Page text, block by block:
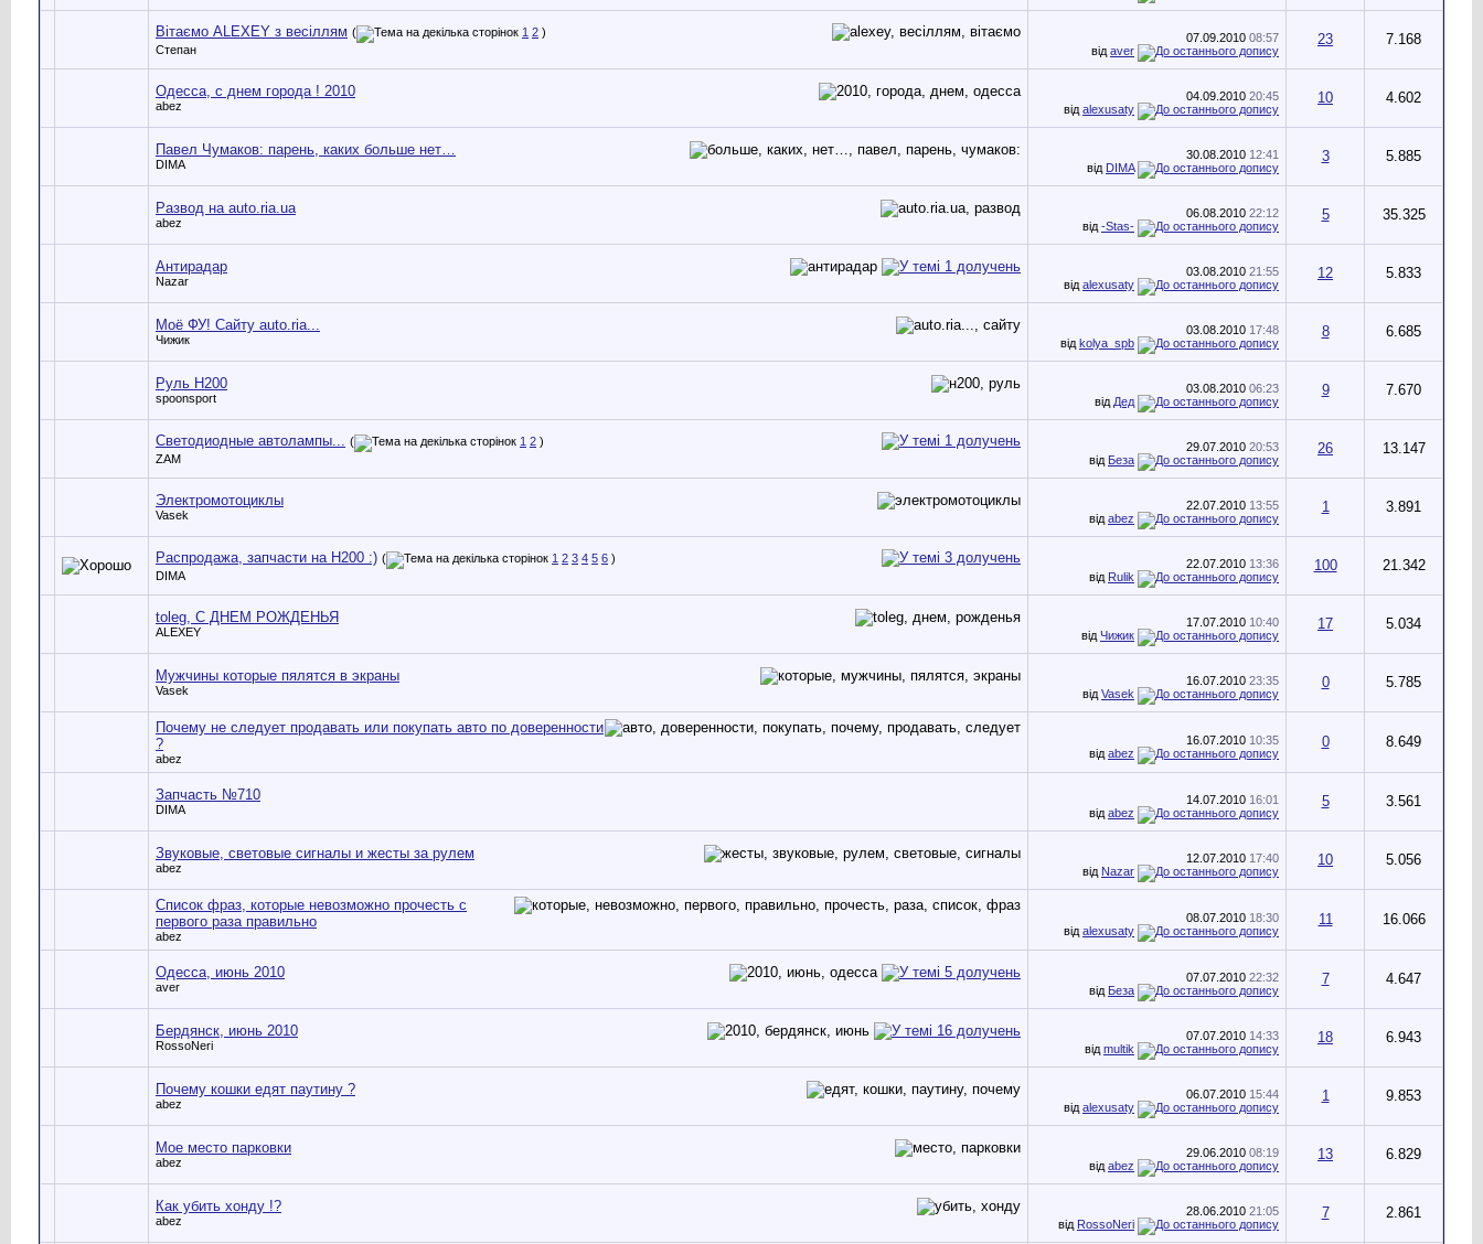
Вітаємо ALEXEY з весіллям ( 1 2 )
Степан
07.09.2010 08:57
від aver
23 7.168
Одесса, с днем города ! 2010
abez
04.09.2010 20:45
від alexusaty
10 4.602
Павел Чумаков: парень, каких больше нет…
DIMA
30.08.2010 12:41
від DIMA
3 5.885
Развод на auto.ria.ua
abez
06.08.2010 22:12
від -Stas-
5 35.325
Антирадар
Nazar
03.08.2010 21:55
від alexusaty
12 5.833
Моё ФУ! Сайту auto.ria...
Чижик
03.08.2010 17:48
від kolya_spb
8 6.685
Руль Н200
spoonsport
03.08.2010 06:23
від Дед
9 7.670
Светодиодные автолампы... ( 1 2 )
ZAM
29.07.2010 20:53
від Беза
26 13.147
Электромотоциклы
Vasek
22.07.2010 13:55
від abez
1 3.891
Распродажа, запчасти на H200 :) ( 1 2 3 4 5 6 )
DIMA
22.07.2010 13:36
від Rulik
100 21.342
toleg, С ДНЕМ РОЖДЕНЬЯ
ALEXEY
17.07.2010 10:40
від Чижик
17 5.034
Мужчины которые пялятся в экраны
Vasek
16.07.2010 23:35
від Vasek
0 5.785
Почему не следует продавать или покупать авто по доверенности
?
abez
16.07.2010 10:35
від abez
0 8.649
Запчасть №710
DIMA
14.07.2010 16:01
від abez
5 3.561
Звуковые, световые сигналы и жесты за рулем
abez
12.07.2010 17:40
від Nazar
10 5.056
Список фраз, которые невозможно прочесть с
первого раза правильно
abez
08.07.2010 18:30
від alexusaty
11 16.066
Одесса, июнь 2010
aver
07.07.2010 22:32
від Беза
7 4.647
Бердянск, июнь 2010
RossoNeri
07.07.2010 14:33
від multik
18 6.943
Почему кошки едят паутину ?
abez
06.07.2010 15:44
від alexusaty
1 9.853
Мое место парковки
abez
29.06.2010 08:19
від abez
13 6.829
Как убить хонду !?
abez
28.06.2010 21:05
від RossoNeri
7 2.861